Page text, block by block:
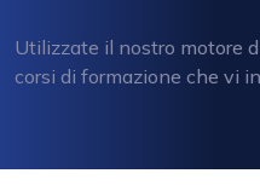
Utilizzate il nostro motore
corsi di formazione che vi